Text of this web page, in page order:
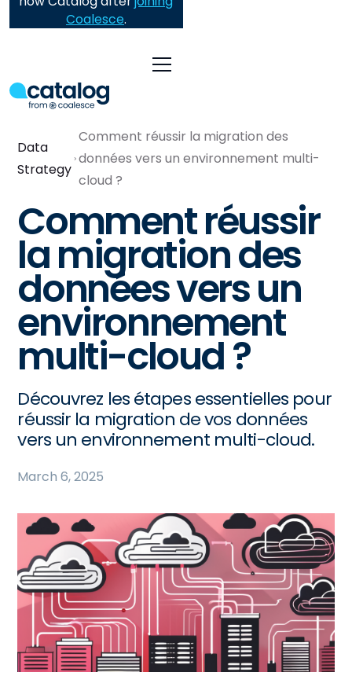
Coalesce.
Data
Strategy
Comment réussir la migration des
données vers un environnement multi-
cloud ?
Comment réussir
la migration des
données vers un
environnement
multi-cloud ?
Découvrez les étapes essentielles pour
réussir la migration de vos données
vers un environnement multi-cloud.
March 6, 2025